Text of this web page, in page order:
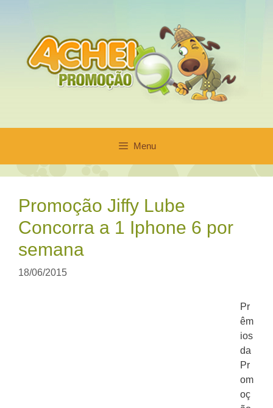
conteúdo
Menu
Promoção Jiffy Lube
Concorra a 1 Iphone 6 por
semana
18/06/2015
Pr
êm
ios
da
Pr
om
oç